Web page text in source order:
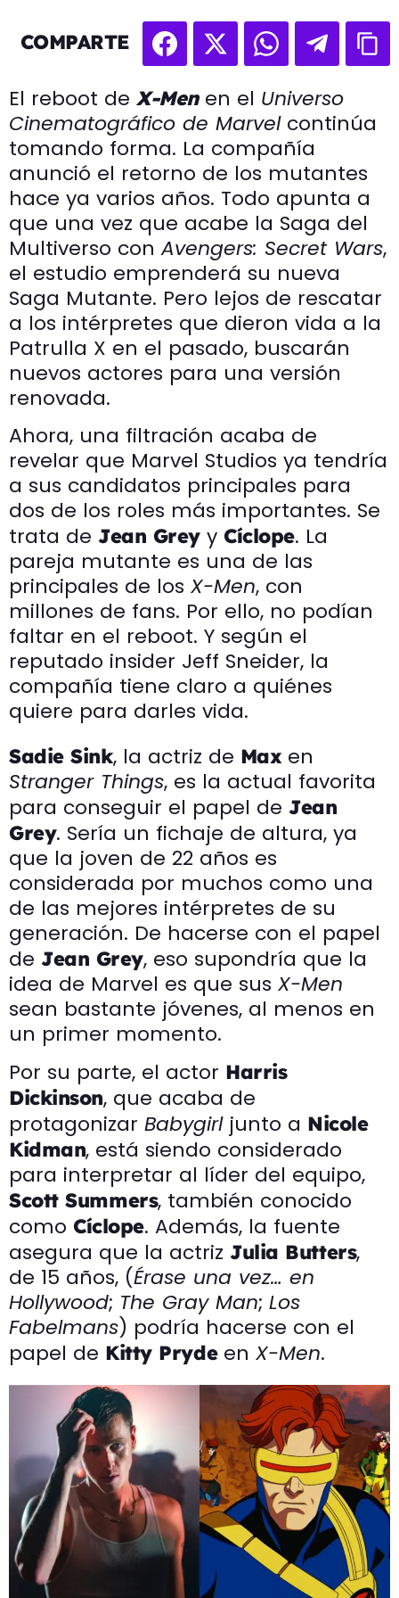
COMPARTE
El reboot de X-Menen el Universo
Cinematográfico de Marvelcontinúa
tomando forma. La compañía
anunció el retorno de los mutantes
hace ya varios años. Todo apunta a
que una vez que acabe la Saga del
Multiverso conAvengers: Secret Wars,
el estudio emprenderá su nueva
Saga Mutante. Pero lejos de rescatar
a los intérpretes que dieron vida a la
Patrulla X en el pasado, buscarán
nuevos actores para una versión
renovada.
Ahora, una filtración acaba de
revelar que Marvel Studios ya tendría
a sus candidatos principales para
dos de los roles más importantes. Se
trata de Jean Grey y Cíclope. La
pareja mutante es una de las
principales de los X-Men, con
millones de fans. Por ello, no podían
faltar en el reboot. Y según el
reputado insider Jeff Sneider, la
compañía tiene claro a quiénes
quiere para darles vida.
Sadie Sink, la actriz de Max en
Stranger Things, es la actual favorita
para conseguir el papel de Jean
Grey. Sería un fichaje de altura, ya
que la joven de 22 años es
considerada por muchos como una
de las mejores intérpretes de su
generación. De hacerse con el papel
de Jean Grey, eso supondría que la
idea de Marvel es que sus X-Men
sean bastante jóvenes, al menos en
un primer momento.
Por su parte, el actor Harris
Dickinson, que acaba de
protagonizar Babygirljunto a Nicole
Kidman, está siendo considerado
para interpretar al líder del equipo,
Scott Summers, también conocido
como Cíclope. Además, la fuente
asegura que la actriz Julia Butters,
de 15 años, (Érase una vez… en
Hollywood; The Gray Man; Los
Fabelmans) podría hacerse con el
papel de Kitty PrydeenX-Men.